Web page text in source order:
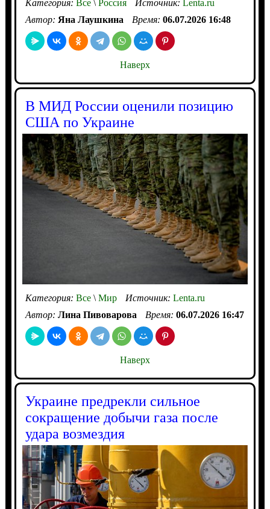
Категория: Все\Россия Источник:
Lenta.ru
Автор: Яна Лаушкина Время: 06.07.2026 16:48
Наверх
В МИД России оценили позицию
США по Украине
Категория: Все\Мир Источник: Lenta.ru
Автор: Лина Пивоварова Время: 06.07.2026 16:47
Наверх
Украине предрекли сильное
сокращение добычи газа после
удара возмездия